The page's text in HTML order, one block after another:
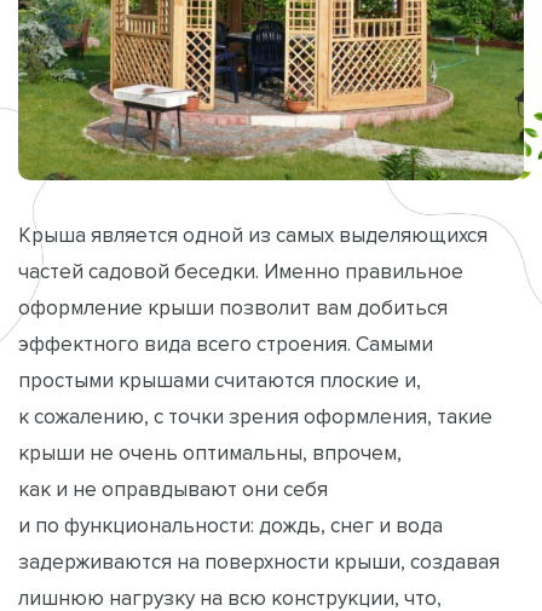
Крыша является одной из самых выделяющихся
частей садовой беседки. Именно правильное
оформление крыши позволит вам добиться
эффектного вида всего строения. Самыми
простыми крышами считаются плоские и,
к сожалению, с точки зрения оформления, такие
крыши не очень оптимальны, впрочем,
как и не оправдывают они себя
и по функциональности: дождь, снег и вода
задерживаются на поверхности крыши, создавая
лишнюю нагрузку на всю конструкции, что,